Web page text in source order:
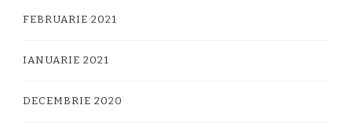
FEBRUARIE 2021
IANUARIE 2021
DECEMBRIE 2020